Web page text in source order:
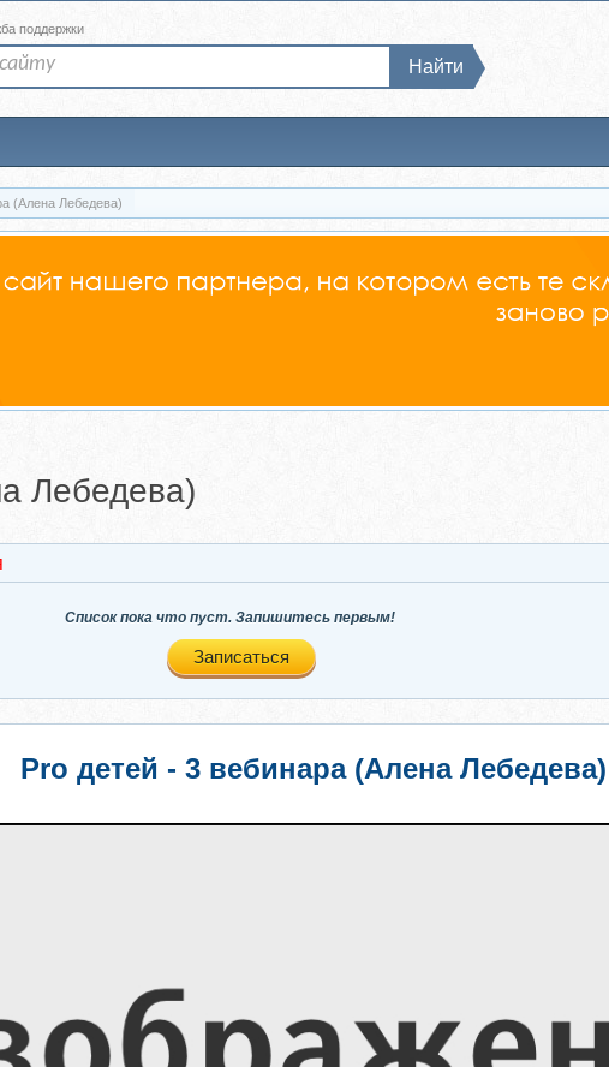
поддержки
Найти
(Алена Лебедева)
Лебедева)
Список пока что пуст. Запишитесь первым!
Записаться
Pro детей - 3 вебинара (Алена Лебедева)